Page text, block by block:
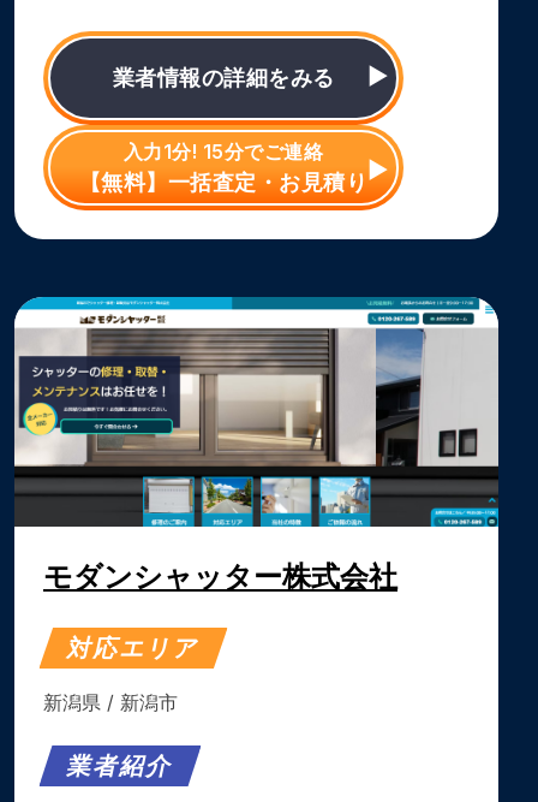
業者情報の詳細をみる
入力1分! 15分でご連絡
【無料】一括査定・お見積り
モダンシャッター株式会社
対応エリア
新潟県 / 新潟市
業者紹介